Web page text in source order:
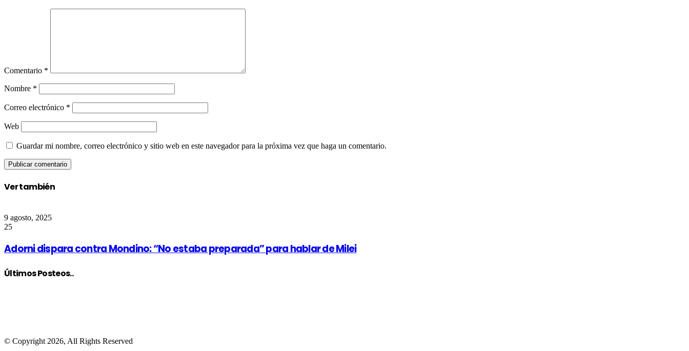
Comentario *
Nombre *
Correo electrónico *
Web
Guardar mi nombre, correo electrónico y sitio web en este navegador para la próxima vez que haga un comentario.
Ver también
9 agosto, 2025
25
Adorni dispara contra Mondino: “No estaba preparada” para hablar de Milei
Últimos Posteos..
© Copyright 2026, All Rights Reserved